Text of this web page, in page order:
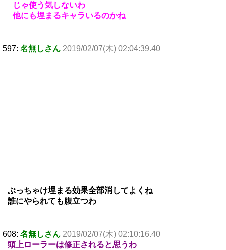
じゃ使う気しないわ
他にも埋まるキャラいるのかね
597: 名無しさん 2019/02/07(木) 02:04:39.40
ぶっちゃけ埋まる効果全部消してよくね
誰にやられても腹立つわ
608: 名無しさん 2019/02/07(木) 02:10:16.40
頭上ローラーは修正されると思うわ